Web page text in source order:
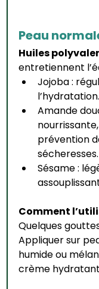
Peau
Huiles
entretiennent
Jojoba :
l’hydratation.
Amande
prévention
sécheresses.
Sésame :
Comment
Quelques
Appliquer sur
humide ou
crème